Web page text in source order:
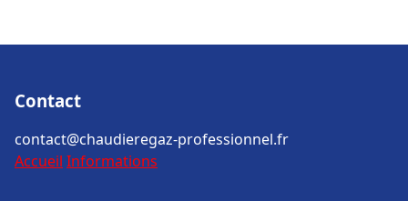
Contact
contact@chaudieregaz-professionnel.fr
Accueil Informations